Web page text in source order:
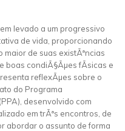
levado a um progressivo
de vida, proporcionando
maior de suas existÃªncias
boas condiÃ§Ãµes fÃ­sicas e
reflexÃµes sobre o
do Programa
desenvolvido com
em trÃªs encontros, de
abordar o assunto de forma